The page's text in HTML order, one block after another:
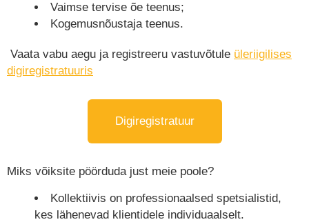
Psühhoteraapiateenused Tallinnas - Aarika
Vaimse tervise õe teenus;
Kogemusnõustaja teenus.
Vaata vabu aegu ja registreeru vastuvõtule üleriigilises
digiregistratuuris
Digiregistratuur
Miks võiksite pöörduda just meie poole?
Kollektiivis on professionaalsed spetsialistid,
kes lähenevad klientidele individuaalselt.